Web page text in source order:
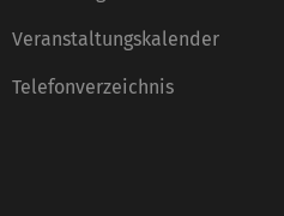
Veranstaltungskalender
Telefonverzeichnis